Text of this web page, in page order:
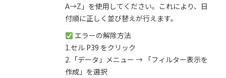
A→Z」を使用してください。これにより、日
付順に正しく並び替えが行えます。
エラーの解除方法
1.セル P39 をクリック
2.「データ」メニュー → 「フィルター表示を
作成」を選択